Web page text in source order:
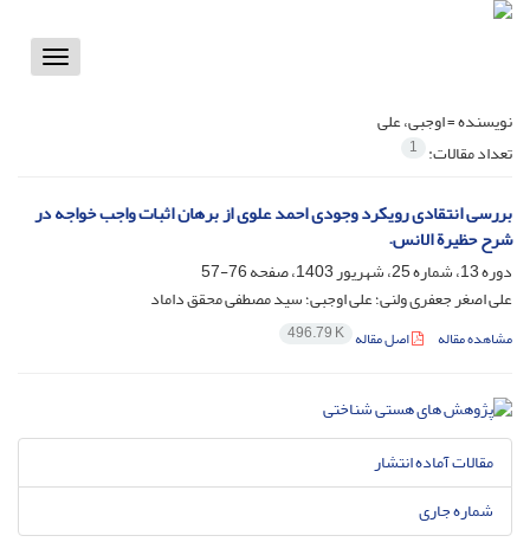
Toggle
نویسنده =اوجبی، علی
تعداد مقالات: 1
بررسی انتقادی رویکرد وجودی احمد علوی از برهان اثبات واجب خواجه در
شرح حظیرة الانس.
دوره 13، شماره 25، شهریور 1403، صفحه
76-57
علی اصغر جعفری ولنی؛ علی اوجبی؛ سید مصطفی محقق داماد
مشاهده مقاله اصل مقاله 496.79 K
مقالات آماده انتشار
شماره جاری